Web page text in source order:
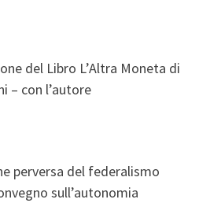
del Libro L’Altra Moneta di
– con l’autore
perversa del federalismo
sull’autonomia